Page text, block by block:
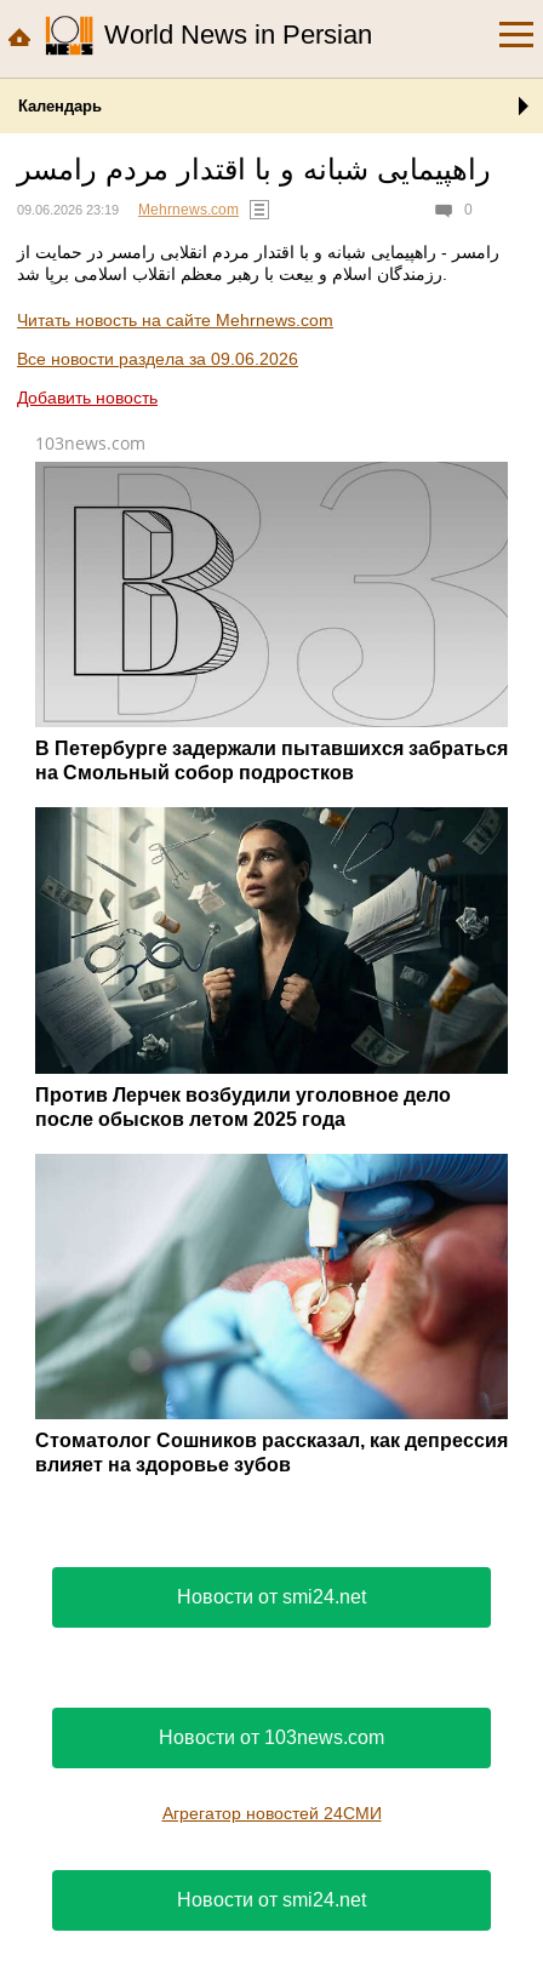
World News in Persian
Календарь
راهپیمایی شبانه و با اقتدار مردم رامسر
0
09.06.2026 23:19 Mehrnews.com
رامسر - راهپیمایی شبانه و با اقتدار مردم انقلابی رامسر در حمایت از
Читать новость на сайте Mehrnews.com
Все новости раздела за 09.06.2026
Добавить новость
103news.com
В Петербурге задержали пытавшихся забраться
на Смольный собор подростков
Против Лерчек возбудили уголовное дело
после обысков летом 2025 года
Стоматолог Сошников рассказал, как депрессия
влияет на здоровье зубов
Новости от smi24.net
Новости от 103news.com
Агрегатор новостей 24СМИ
Новости от smi24.net